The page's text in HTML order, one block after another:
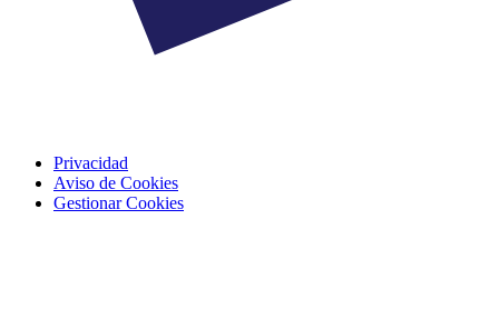
Privacidad
Aviso de Cookies
Gestionar Cookies